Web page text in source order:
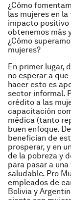
¿Cómo
las mujeres en
impacto positivo
obtenemos más
¿Cómo
mujeres?
En primer lugar,
no esperar a
hacer esto es
sector informal.
crédito a las
capacitación
médica (tanto
buen enfoque.
benefician de
prosperar, y en
de la pobreza y
para pasar a
saludable. Pro
empleados de
Bolivia y